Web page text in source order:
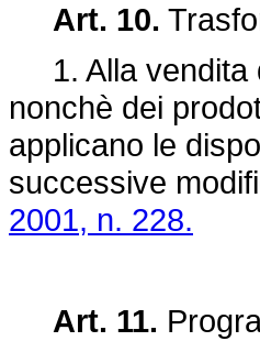
Art. 10.
1. Alla vendita
nonchè dei
applicano le
successive
2001, n. 228.
Art. 11.